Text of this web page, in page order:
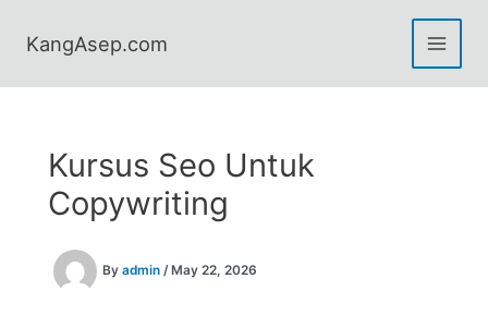
KangAsep.com
Kursus Seo Untuk
Copywriting
By admin / May 22, 2026